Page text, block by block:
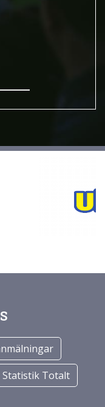
Statistik Totalt